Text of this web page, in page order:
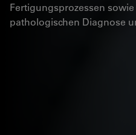
Fertigungsprozessen
pathologischen Diagnose